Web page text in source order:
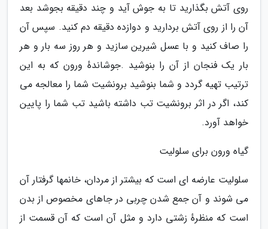
روی آتش بگذارید تا به جوش آید و چند دقیقه بجوشد بعد
آن را از روی آتش بردارید و دوازده دقیقه دم کنید. سپس آن
را صاف کنید و با عسل شیرین سازید و هر روز سه بار و هر
بار یک فنجان از آن را بنوشید .جوشاندهٔ ورون که به این
ترتیب تهیه گردد و شما بنوشید برونشیت شما را معالجه می
کند، اگر در اثر برونشیت تب داشته باشید تب شما را پایین
خواهد آورد.
گیاه ورون برای سلولیت
سلولیت عارضه ای است که بیشتر از مردان، خانمها گرفتار آن
می شوند و آن جمع شدن چربی در جاهای مخصوص از بدن
است که منظرهٔ زشتی دارد و مثل آن است که آن قسمت از